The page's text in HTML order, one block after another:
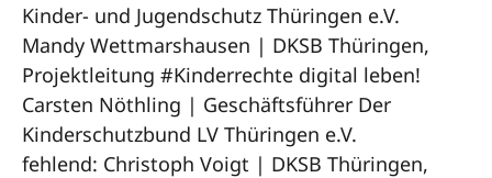
Kinder- und Jugendschutz Thüringen e.V.
Mandy Wettmarshausen | DKSB Thüringen,
Projektleitung #Kinderrechte digital leben!
Carsten Nöthling | Geschäftsführer Der
Kinderschutzbund LV Thüringen e.V.
fehlend: Christoph Voigt | DKSB Thüringen,